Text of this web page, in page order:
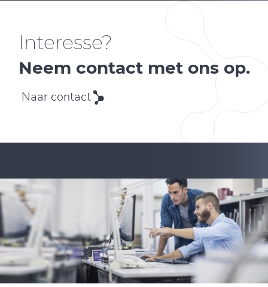
Interesse?
Neem contact met ons op.
Naar contact